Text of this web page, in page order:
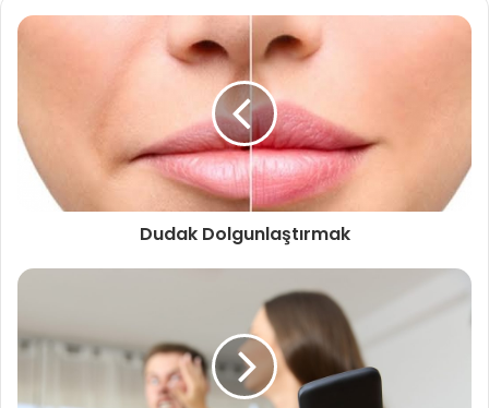
Dudak Dolgunlaştırmak